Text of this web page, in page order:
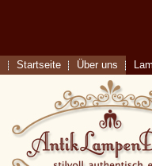
Startseite Über uns